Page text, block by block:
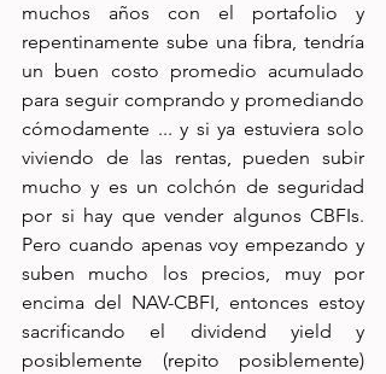
muchos años con el portafolio y
repentinamente sube una fibra, tendría
un buen costo promedio acumulado
para seguir comprando y promediando
cómodamente ... y si ya estuviera solo
viviendo de las rentas, pueden subir
mucho y es un colchón de seguridad
por si hay que vender algunos CBFIs.
Pero cuando apenas voy empezando y
suben mucho los precios, muy por
encima del NAV-CBFI, entonces estoy
sacrificando el dividend yield y
posiblemente (repito posiblemente)